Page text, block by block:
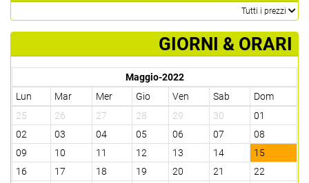
­Tutti i prezzi
GIORNI & ORARI
Maggio-2022
Lun
Mar Mer Gio Ven Sab
Dom
25
26 27 28 29 30
01
02
03 04 05 06 07
08
09
10 11 12 13 14
15
16
17 18 19 20 21
22